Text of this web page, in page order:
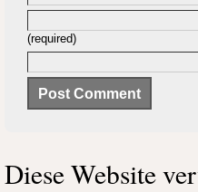
(required)
Diese Website